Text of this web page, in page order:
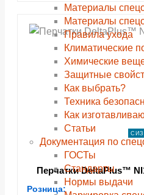
Материалы
Материалы
Правила ухода
Климатические
Химические
Защитные
Как выбрать?
Техника
Как
Статьи
Документация по
ГОСТы
Cтандарты
Нормы выдачи
СИЗ
Перчатки DeltaPlus™
Розница: